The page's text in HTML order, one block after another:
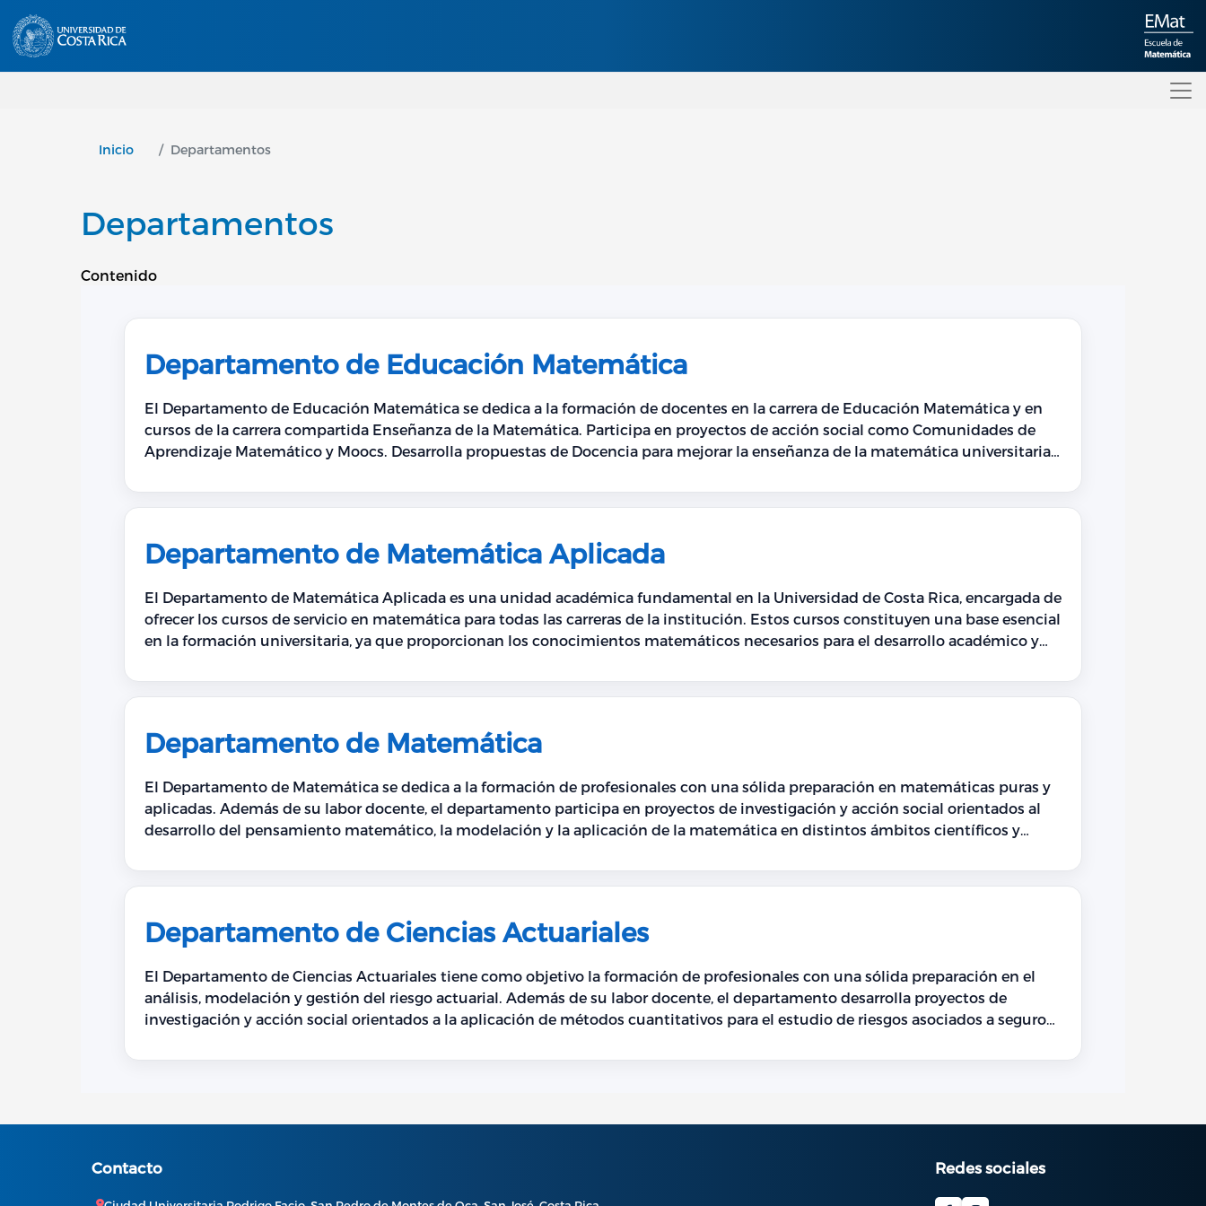
Inicio Departamentos
Departamentos
Contenido
Departamento de Educación Matemática
El Departamento de Educación Matemática se dedica a la formación de docentes en la carrera de Educación Matemática y en
cursos de la carrera compartida Enseñanza de la Matemática. Participa en proyectos de acción social como Comunidades de
Aprendizaje Matemático y Moocs. Desarrolla propuestas de Docencia para mejorar la enseñanza de la matemática universitaria.
investigación docente a nivel nacional e internacional.
Departamento de Matemática Aplicada
El Departamento de Matemática Aplicada es una unidad académica fundamental en la Universidad de Costa Rica, encargada de
ofrecer los cursos de servicio en matemática para todas las carreras de la institución. Estos cursos constituyen una base esencial
en la formación universitaria, ya que proporcionan los conocimientos matemáticos necesarios para el desarrollo académico y
Departamento de Matemática
El Departamento de Matemática se dedica a la formación de profesionales con una sólida preparación en matemáticas puras y
aplicadas. Además de su labor docente, el departamento participa en proyectos de investigación y acción social orientados al
desarrollo del pensamiento matemático, la modelación y la aplicación de la matemática en distintos ámbitos científicos y
Departamento de Ciencias Actuariales
El Departamento de Ciencias Actuariales tiene como objetivo la formación de profesionales con una sólida preparación en el
análisis, modelación y gestión del riesgo actuarial. Además de su labor docente, el departamento desarrolla proyectos de
investigación y acción social orientados a la aplicación de métodos cuantitativos para el estudio de riesgos asociados a seguros,
Contacto Redes sociales